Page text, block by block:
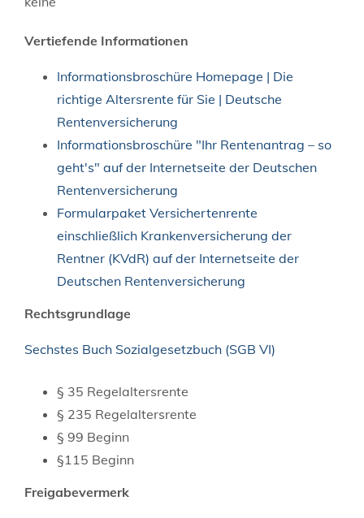
Vertiefende Informationen
Informationsbroschüre Homepage | Die
richtige Altersrente für Sie | Deutsche
Rentenversicherung
Informationsbroschüre "Ihr Rentenantrag – so
geht's" auf der Internetseite der Deutschen
Rentenversicherung
Formularpaket Versichertenrente
einschließlich Krankenversicherung der
Rentner (KVdR) auf der Internetseite der
Deutschen Rentenversicherung
Rechtsgrundlage
Sechstes Buch Sozialgesetzbuch (SGB VI)
§ 35 Regelaltersrente
§ 235 Regelaltersrente
§ 99 Beginn
§115 Beginn
Freigabevermerk